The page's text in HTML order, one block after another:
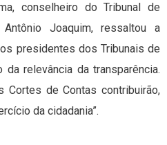
conselheiro do Tribunal de
Joaquim, ressaltou a
presidentes dos Tribunais de
relevância da transparência.
Cortes de Contas contribuirão,
da cidadania”.